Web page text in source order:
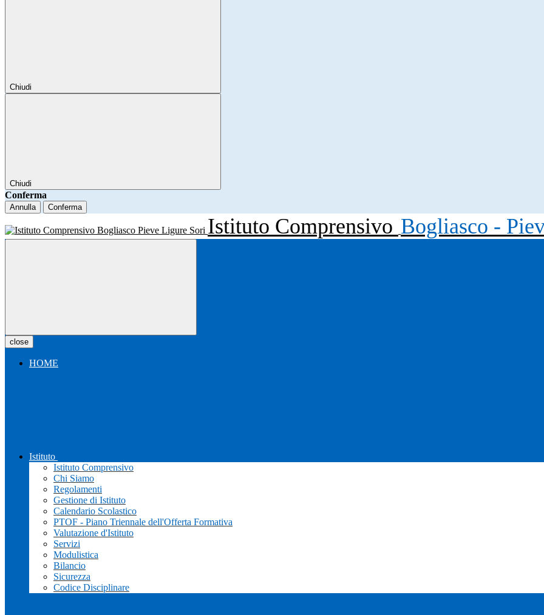
Chiudi
Chiudi
Conferma
Annulla Conferma
Istituto Comprensivo Bogliasco -
close
HOME
Istituto
Istituto Comprensivo
Chi Siamo
Regolamenti
Gestione di Istituto
Calendario Scolastico
PTOF - Piano Triennale dell'Offerta Formativa
Valutazione d'Istituto
Servizi
Modulistica
Bilancio
Sicurezza
Codice Disciplinare